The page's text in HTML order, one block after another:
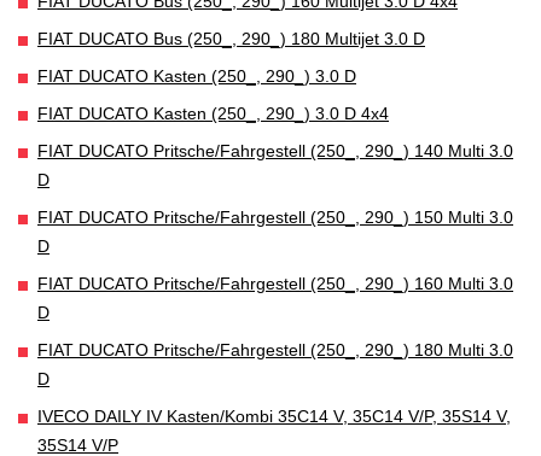
FIAT DUCATO Bus (250_, 290_) 180 Multijet 3.0 D
FIAT DUCATO Kasten (250_, 290_) 3.0 D
FIAT DUCATO Kasten (250_, 290_) 3.0 D 4x4
FIAT DUCATO Pritsche/Fahrgestell (250_, 290_) 140 Multi 3.0
D
FIAT DUCATO Pritsche/Fahrgestell (250_, 290_) 150 Multi 3.0
D
FIAT DUCATO Pritsche/Fahrgestell (250_, 290_) 160 Multi 3.0
D
FIAT DUCATO Pritsche/Fahrgestell (250_, 290_) 180 Multi 3.0
D
IVECO DAILY IV Kasten/Kombi 35C14 V, 35C14 V/P, 35S14 V,
35S14 V/P